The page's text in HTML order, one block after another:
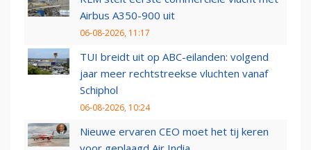
Airbus A350-900 uit
06-08-2026, 11:17
TUI breidt uit op ABC-eilanden: volgend
jaar meer rechtstreekse vluchten vanaf
Schiphol
06-08-2026, 10:24
Nieuwe ervaren CEO moet het tij keren